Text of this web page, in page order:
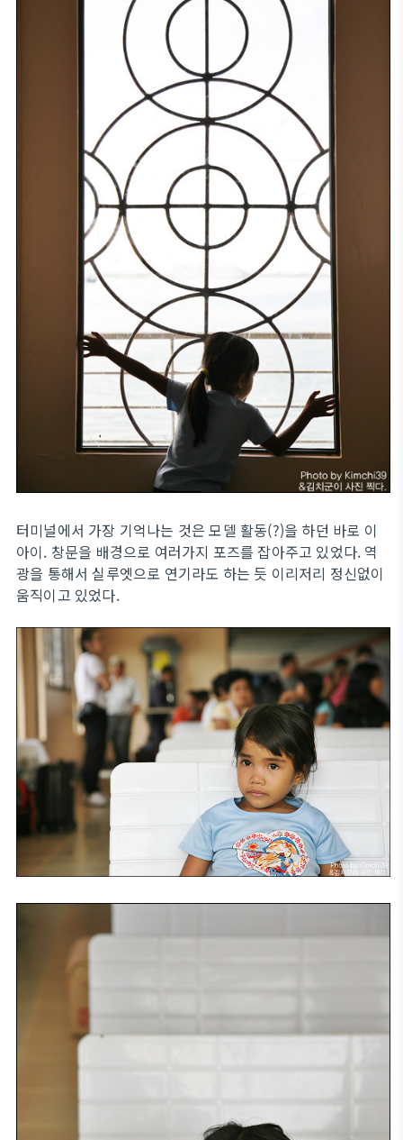
터미널에서 가장 기억나는 것은 모델 활동(?)을 하던 바로 이
아이. 창문을 배경으로 여러가지 포즈를 잡아주고 있었다. 역
광을 통해서 실루엣으로 연기라도 하는 듯 이리저리 정신없이
움직이고 있었다.